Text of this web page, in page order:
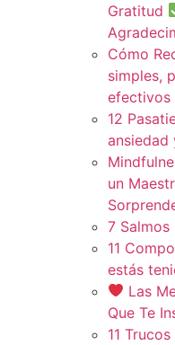
Gratitud
Cómo
simples,
efectivos
12
ansiedad
un
7 Salmos
11
estás
Las
Que Te
11